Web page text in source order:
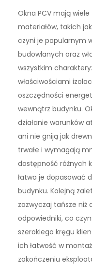
Okna PCV mają
materiałów, takich
czyni je popularnym
budowlanych oraz
wszystkim
właściwościami
oszczędności
wewnątrz budynku.
działanie warunków
ani nie gniją jak
trwałe i wymagają
dostępność różnych
łatwo je dopasować
budynku. Kolejną
zazwyczaj tańsze niż
odpowiedniki, co
szerokiego kręgu
ich łatwość w
zakończeniu